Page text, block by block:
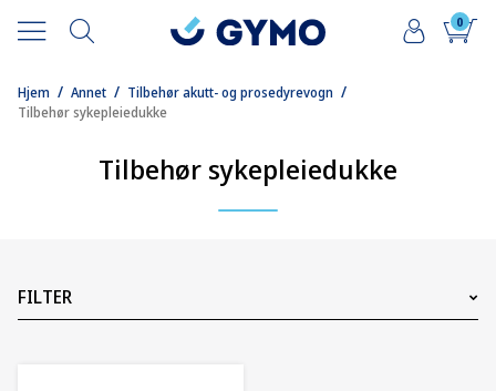
0
/
Hjem /
Annet /
Tilbehør akutt- og prosedyrevogn
Tilbehør sykepleiedukke
Tilbehør sykepleiedukke
FILTER